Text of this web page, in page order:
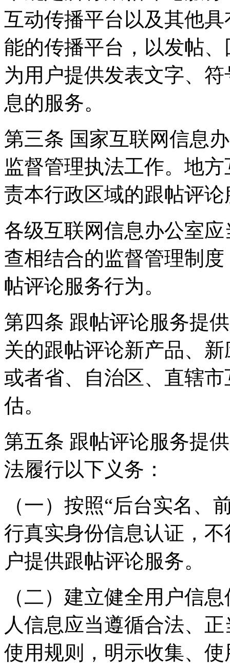
互动传播平台以及其他
能的传播平台，以发帖
为用户提供发表文字、
息的服务。
第三条 国家互联网信息
监督管理执法工作。地
责本行政区域的跟帖评
各级互联网信息办公室
查相结合的监督管理制
帖评论服务行为。
第四条 跟帖评论服务提
关的跟帖评论新产品、
或者省、自治区、直辖
估。
第五条 跟帖评论服务提
法履行以下义务：
（一）按照“后台实名、
行真实身份信息认证，
户提供跟帖评论服务。
（二）建立健全用户信
人信息应当遵循合法、
使用规则，明示收集、